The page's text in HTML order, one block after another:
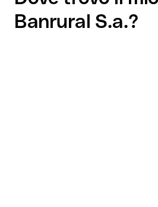
Banrural S.a.?